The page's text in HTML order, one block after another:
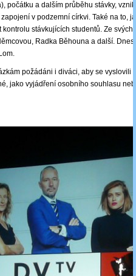
počátku a dalším průběhu stávky,
v podzemní církvi. Také na to,
stávkujících studentů. Ze svých
Radka Běhouna a další. Dnes
požádáni i diváci, aby se vyslovili
jako vyjádření osobního souhlasu